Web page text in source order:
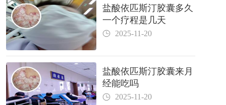
盐酸依匹斯汀胶囊多久
一个疗程是几天
2025-11-20
盐酸依匹斯汀胶囊来月
经能吃吗
2025-11-20